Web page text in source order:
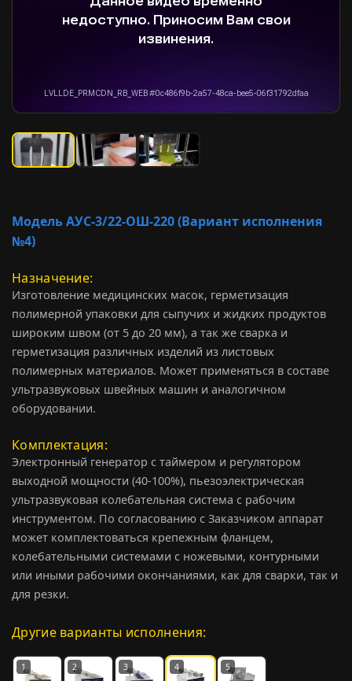
Модель АУС-3/22-ОШ-220 (Вариант исполнения
№4)
Назначение
Изготовление медицинских масок, герметизация
полимерной упаковки для сыпучих и жидких продуктов
широким швом (от 5 до 20 мм), а так же сварка и
герметизация различных изделий из листовых
полимерных материалов. Может применяться в составе
ультразвуковых швейных машин и аналогичном
оборудовании.
Комплектация
Электронный генератор с таймером и регулятором
выходной мощности (40-100%), пьезоэлектрическая
ультразвуковая колебательная система с рабочим
инструментом. По согласованию с Заказчиком аппарат
может комплектоваться крепежным фланцем,
колебательными системами с ножевыми, контурными
или иными рабочими окончаниями, как для сварки, так и
для резки.
Другие варианты исполнения:
1 2 3 4 5